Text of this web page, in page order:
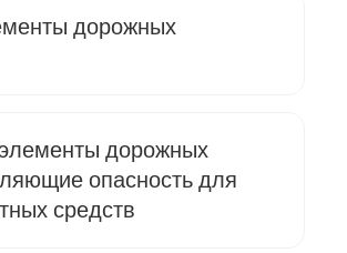
дорожных
дорожных
опасность для
средств